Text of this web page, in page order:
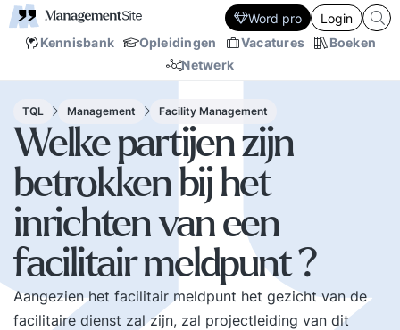
Kennisbank Opleidingen Vacatures
Boeken
Netwerk
Word pro Login
TQL Management Facility Management
Welke partijen zijn
betrokken bij het
inrichten van een
facilitair meldpunt ?
Aangezien het facilitair meldpunt het gezicht van de
facilitaire dienst zal zijn, zal projectleiding van dit